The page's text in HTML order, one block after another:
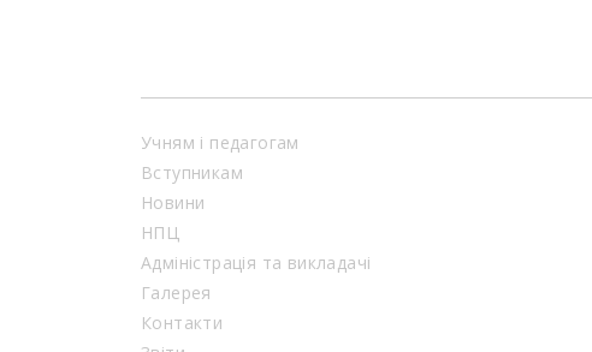
Учням і педагогам
Вступникам
Новини
НПЦ
Адміністрація та викладачі
Галерея
Контакти